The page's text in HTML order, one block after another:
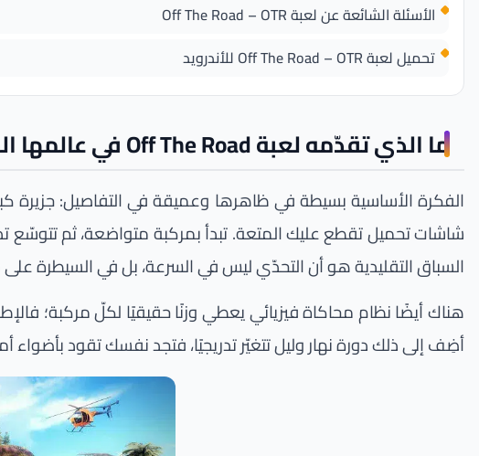
الأسئلة الشائعة عن لعبة Off The Road – OTR
تحميل لعبة Off The Road – OTR للأندرويد
ما الذي تقدّمه لعبة Off The Road في عالمها المفتوح؟
الفكرة الأساسية بسيطة في ظاهرها وعميقة في التفاصيل: جزيرة
شاشات تحميل تقطع عليك المتعة. تبدأ بمركبة متواضعة، ثم تتوسّع
السباق التقليدية هو أن التحدّي ليس في السرعة، بل في السيطرة على
هناك أيضًا نظام محاكاة فيزيائي يعطي وزنًا حقيقيًا لكلّ مركبة؛
أضِف إلى ذلك دورة نهار وليل تتغيّر تدريجيًا، فتجد نفسك تقود